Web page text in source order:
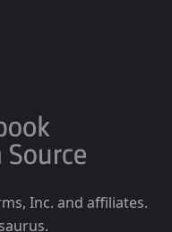
Inc. and affiliates.